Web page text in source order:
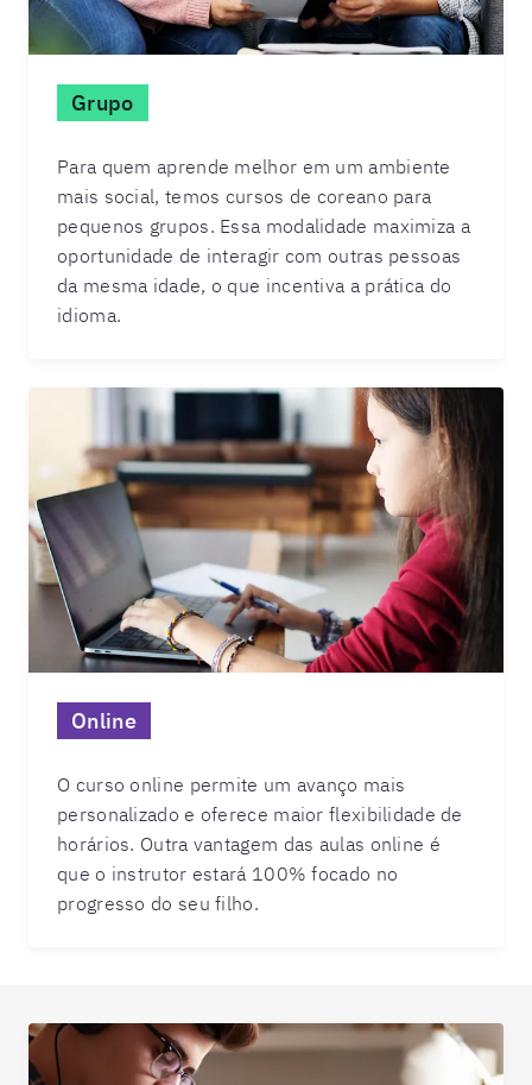
Grupo
Para quem aprende melhor em um ambiente
mais social, temos cursos de coreano para
pequenos grupos. Essa modalidade maximiza a
oportunidade de interagir com outras pessoas
da mesma idade, o que incentiva a prática do
idioma.
Online
O curso online permite um avanço mais
personalizado e oferece maior flexibilidade de
horários. Outra vantagem das aulas online é
que o instrutor estará 100% focado no
progresso do seu filho.